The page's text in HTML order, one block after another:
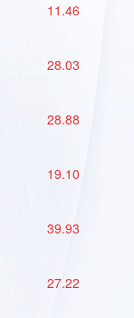
11.46
28.03
28.88
19.10
39.93
27.22